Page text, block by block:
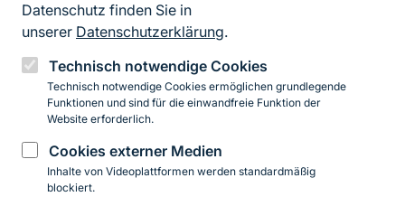
Datenschutz finden Sie in
unserer Datenschutzerklärung.
Technisch notwendige Cookies
Technisch notwendige Cookies ermöglichen grundlegende
Funktionen und sind für die einwandfreie Funktion der
Website erforderlich.
Cookies externer Medien
Inhalte von Videoplattformen werden standardmäßig
blockiert.
Erklärung zur Barrierefreiheit
Impressum
Datenschutz
InstagramFacebookYouTubeLinkedIn